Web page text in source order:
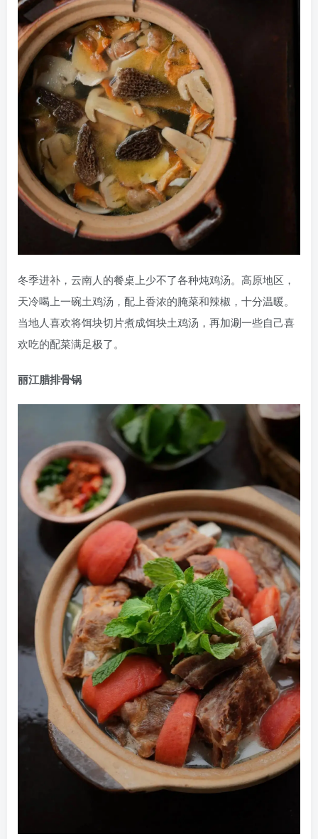
冬季进补，云南人的餐桌上少不了各种炖鸡汤。高原地区，
天冷喝上一碗土鸡汤，配上香浓的腌菜和辣椒，十分温暖。
当地人喜欢将饵块切片煮成饵块土鸡汤，再加涮一些自己喜
欢吃的配菜满足极了。
丽江腊排骨锅